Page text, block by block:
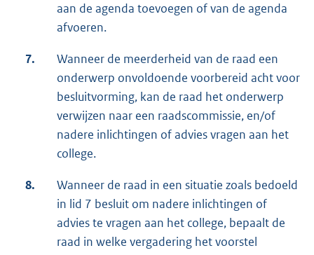
aan de agenda toevoegen of van de agenda
afvoeren.
7.
Wanneer de meerderheid van de raad een
onderwerp onvoldoende voorbereid acht voor
besluitvorming, kan de raad het onderwerp
verwijzen naar een raadscommissie, en/of
nadere inlichtingen of advies vragen aan het
college.
8.
Wanneer de raad in een situatie zoals bedoeld
in lid 7 besluit om nadere inlichtingen of
advies te vragen aan het college, bepaalt de
raad in welke vergadering het voorstel